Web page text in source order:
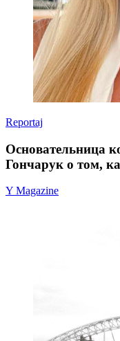
Reportaj
Основательница
Гончарук о том,
Y Magazine